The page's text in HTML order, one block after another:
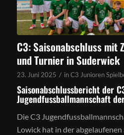
C3: Saisonabschluss mit
und Turnier in Suderwick
23. Juni 2025 / inC3 Junioren
Saisonabschlussbericht der
Jugendfussballmannschaft
Die C3
Lowick hat in der